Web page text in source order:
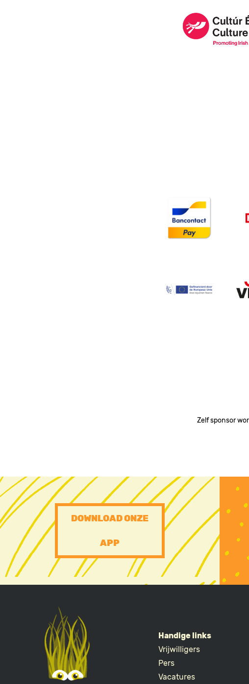
Image
Image
Image
Zelf sponsor
PRE
FOOTER
CTA
DOWNLOAD ONZE
APP
FOOTER
Handige links
Vrijwilligers
Pers
Vacatures